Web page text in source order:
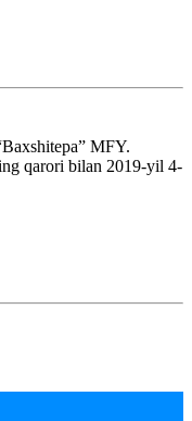
MFY.
qarori bilan 2019-yil 4-